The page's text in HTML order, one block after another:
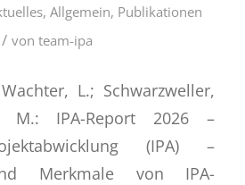
, Allgemein, Publikationen
/ vonteam-ipa
L.; Schwarzweller,
M.: IPA-Report 2026 –
(IPA) –
Merkmale von IPA-